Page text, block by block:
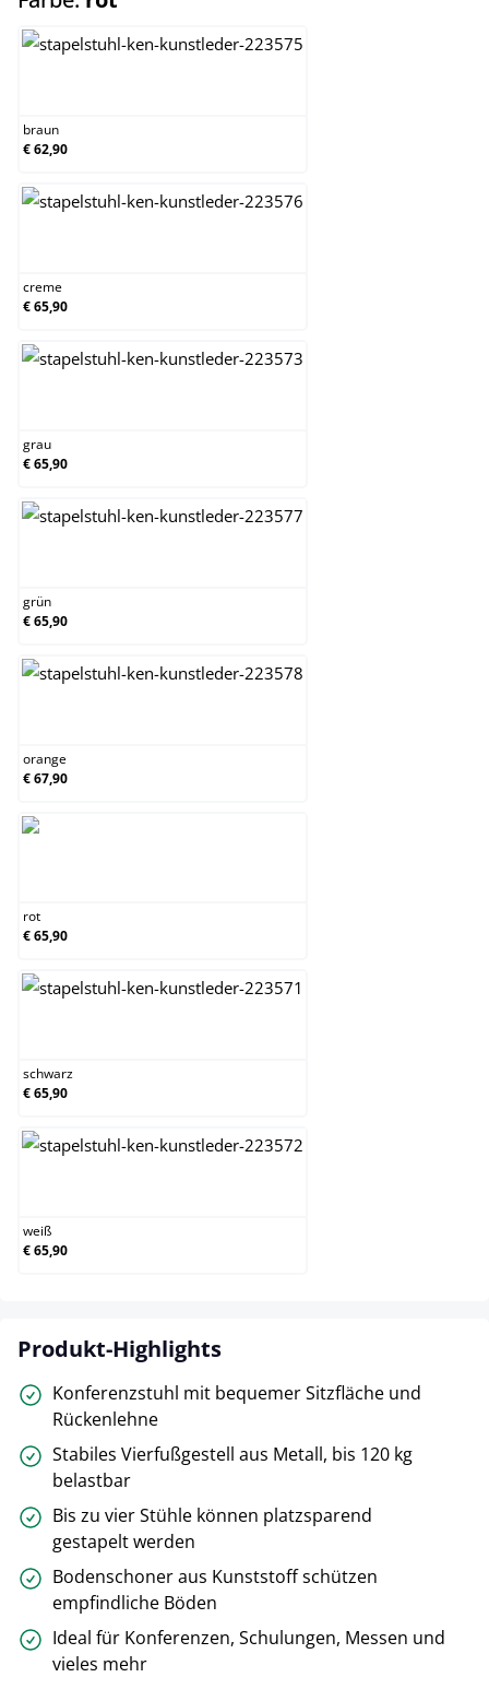
braun
€ 62,90
creme
€ 65,90
grau
€ 65,90
grün
€ 65,90
orange
€ 67,90
rot
€ 65,90
schwarz
€ 65,90
weiß
€ 65,90
Produkt-Highlights
Konferenzstuhl mit bequemer Sitzfläche und
Rückenlehne
Stabiles Vierfußgestell aus Metall, bis 120 kg
belastbar
Bis zu vier Stühle können platzsparend
gestapelt werden
Bodenschoner aus Kunststoff schützen
empfindliche Böden
Ideal für Konferenzen, Schulungen, Messen und
vieles mehr